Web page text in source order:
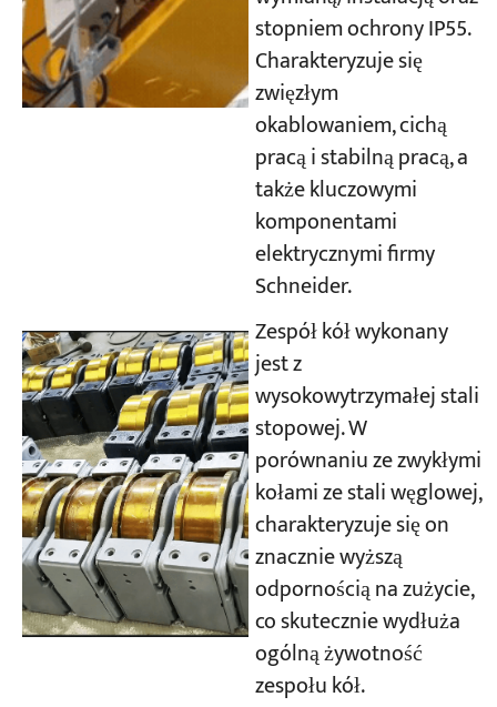
stopniem ochrony IP55.
Charakteryzuje się
zwięzłym
okablowaniem, cichą
pracą i stabilną pracą, a
także kluczowymi
komponentami
elektrycznymi firmy
Schneider.
Zespół kół wykonany
jest z
wysokowytrzymałej stali
stopowej. W
porównaniu ze zwykłymi
kołami ze stali węglowej,
charakteryzuje się on
znacznie wyższą
odpornością na zużycie,
co skutecznie wydłuża
ogólną żywotność
zespołu kół.